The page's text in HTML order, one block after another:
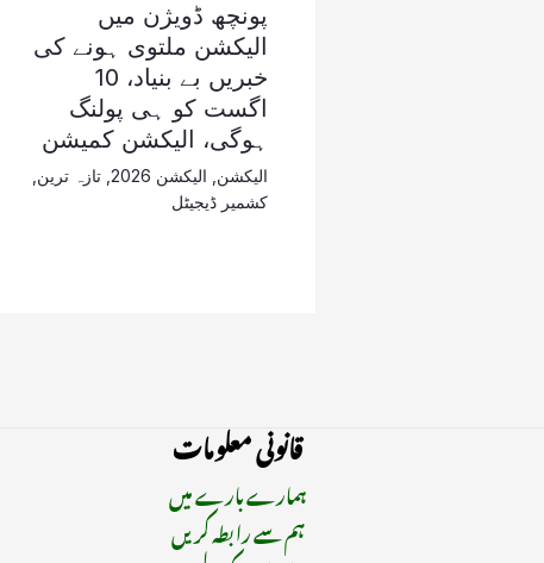
پونچھ ڈویژن میں
الیکشن ملتوی ہونے کی
خبریں بے بنیاد، 10
اگست کو ہی پولنگ
ہوگی، الیکشن کمیشن
الیکشن الیکشن 2026 تازہ ترین
کشمیر ڈیجیٹل
قانونی معلومات
ہمارے بارے میں
ہم سے رابطہ کریں